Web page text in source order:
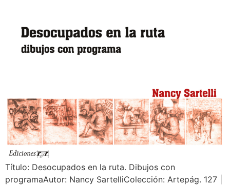
Título: Desocupados en la ruta. Dibujos con
programaAutor: Nancy SartelliColección: Artepág. 127 |